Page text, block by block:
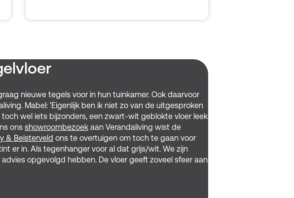
nieuwe tegels voor in hun tuinkamer. Ook daarvoor
Mabel: 'Eigenlijk ben ik niet zo van de uitgesproken
toch wel iets bijzonders, een zwart-wit geblokte vloer leek
ons showroombezoek aan Verandaliving wist de
& Beisterveld ons te overtuigen om toch te gaan voor
er in. Als tegenhanger voor al dat grijs/wit. We zijn
opgevolgd hebben. De vloer geeft zoveel sfeer aan